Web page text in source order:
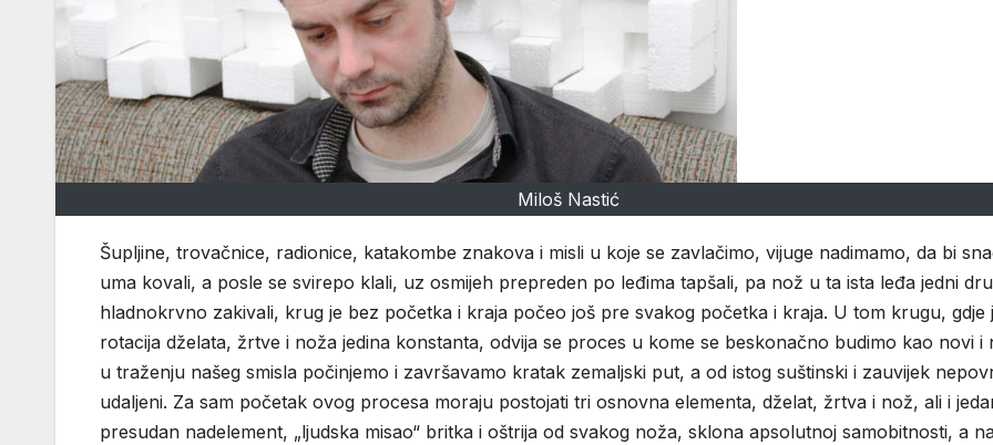
Miloš Nastić
Šupljine, trovačnice, radionice, katakombe znakova i misli u koje se zavlačimo, vijuge nadimamo, da bi
uma kovali, a posle se svirepo klali, uz osmijeh prepreden po leđima tapšali, pa nož u ta ista leđa jedni
hladnokrvno zakivali, krug je bez početka i kraja počeo još pre svakog početka i kraja. U tom krugu, gdje
rotacija dželata, žrtve i noža jedina konstanta, odvija se proces u kome se beskonačno budimo kao novi i
u traženju našeg smisla počinjemo i završavamo kratak zemaljski put, a od istog suštinski i zauvijek
udaljeni. Za sam početak ovog procesa moraju postojati tri osnovna elementa, dželat, žrtva i nož, ali i
presudan nadelement, „ljudska misao“ britka i oštrija od svakog noža, sklona apsolutnoj samobitnosti, a